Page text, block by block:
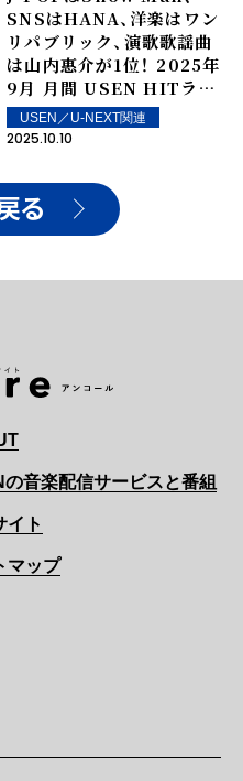
SNSはHANA、洋楽はワン
リパブリック、演歌歌謡曲
は山内惠介が1位！―― 2025年
9月 月間 USEN HITラン
キング TOP10を発表！
USEN／U-NEXT関連
2025.10.10
る
の音楽配信サービスと番組
イト
マップ